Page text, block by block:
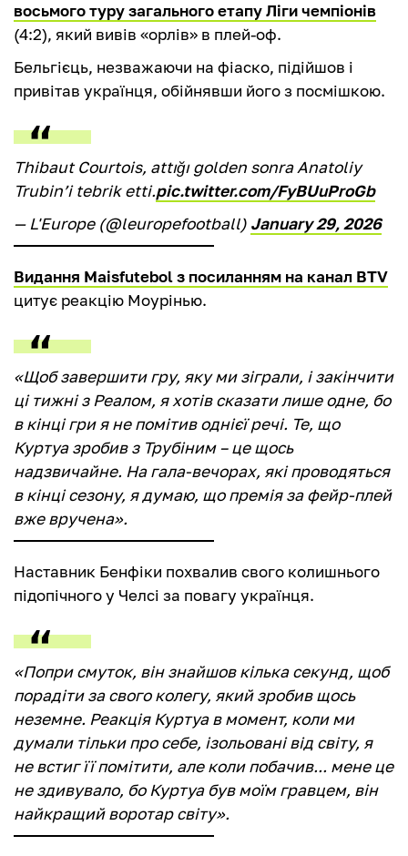
восьмого туру загального етапу Ліги чемпіонів
(4:2), який вивів «орлів» в плей-оф.
Бельгієць, незважаючи на фіаско, підійшов і
привітав українця, обійнявши його з посмішкою.
Thibaut Courtois, attığı golden sonra Anatoliy
Trubin’i tebrik etti.pic.twitter.com/FyBUuProGb
— L'Europe (@leuropefootball) January 29, 2026
Видання Maisfutebol з посиланням на канал BTV
цитує реакцію Моурінью.
«Щоб завершити гру, яку ми зіграли, і закінчити
ці тижні з Реалом, я хотів сказати лише одне, бо
в кінці гри я не помітив однієї речі. Те, що
Куртуа зробив з Трубіним – це щось
надзвичайне. На гала-вечорах, які проводяться
в кінці сезону, я думаю, що премія за фейр-плей
вже вручена».
Наставник Бенфіки похвалив свого колишнього
підопічного у Челсі за повагу українця.
«Попри смуток, він знайшов кілька секунд, щоб
порадіти за свого колегу, який зробив щось
неземне. Реакція Куртуа в момент, коли ми
думали тільки про себе, ізольовані від світу, я
не встиг її помітити, але коли побачив... мене це
не здивувало, бо Куртуа був моїм гравцем, він
найкращий воротар світу».